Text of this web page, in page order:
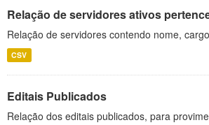
Relação de servidores ativos
Relação de servidores contendo nome,
CSV
Editais Publicados
Relação dos editais publicados, para